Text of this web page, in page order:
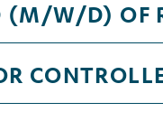
(M/W/D) OF